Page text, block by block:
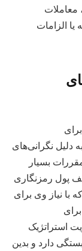
معاملات
یا الزامات
دلیل نگرانی‌های
بسیار
پول رمزنگاری
با نیاز وی برای
استراتژیک
دارد و بدین